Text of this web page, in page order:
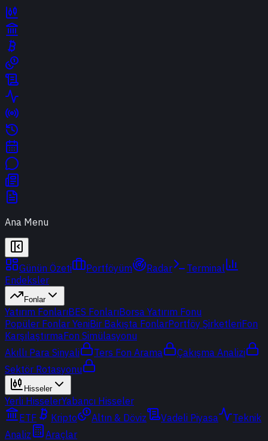
Ana Menu
Günün Özeti Portföyüm Radar
Terminal
Endeksler
Fonlar
Yatırım FonlarıBES FonlarıBorsa Yatırım Fonu
Popüler Fonlar YeniBir Bakışta FonlarPortföy ŞirketleriFon
KarşılaştırmaFon Simülasyonu
Akıllı Para Sinyali
Ters Fon Arama
Çakışma Analizi
Sektör Rotasyonu
Hisseler
Yerli HisselerYabancı Hisseler
ETF
Kripto Altın & Döviz Vadeli Piyasa
Teknik
Analiz
Araçlar